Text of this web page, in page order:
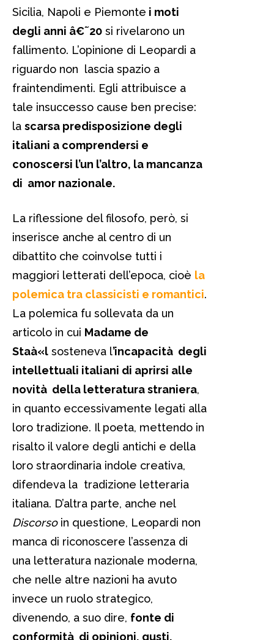
Sicilia, Napoli e Piemonte i moti
degli anni â€˜20 si rivelarono un
fallimento. L’opinione di Leopardi a
riguardo non lascia spazio a
fraintendimenti. Egli attribuisce a
tale insuccesso cause ben precise:
la scarsa predisposizione degli
italiani a comprendersi e
conoscersi l’un l’altro, la mancanza
di amor nazionale.
La riflessione del filosofo, però, si
inserisce anche al centro di un
dibattito che coinvolse tutti i
maggiori letterati dell’epoca, cioè la
polemica tra classicisti e romantici.
La polemica fu sollevata da un
articolo in cui Madame de
Staà«l sosteneva l’incapacità degli
intellettuali italiani di aprirsi alle
novità della letteratura straniera,
in quanto eccessivamente legati alla
loro tradizione. Il poeta, mettendo in
risalto il valore degli antichi e della
loro straordinaria indole creativa,
difendeva la tradizione letteraria
italiana. D’altra parte, anche nel
Discorsoin questione, Leopardi non
manca di riconoscere l’assenza di
una letteratura nazionale moderna,
che nelle altre nazioni ha avuto
invece un ruolo strategico,
divenendo, a suo dire, fonte di
conformità di opinioni, gusti,